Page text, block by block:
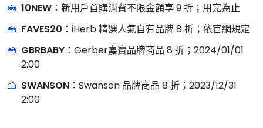
10NEW ：新用戶首購消費不限金額享 9 折；用完為止
FAVES20 ：iHerb 精選人氣自有品牌 8 折；依官網規定
GBRBABY ：Gerber嘉寶品牌商品 8 折；2024/01/01
2:00
SWANSON ：Swanson 品牌商品 8 折；2023/12/31
2:00